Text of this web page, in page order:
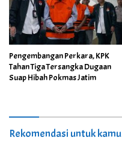
Pengembangan Perkara, KPK
Tahan Tiga Tersangka Dugaan
Suap Hibah Pokmas Jatim
Rekomendasi untuk kamu